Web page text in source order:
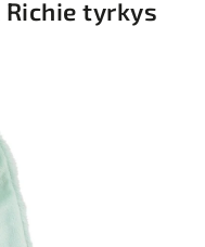
Richie tyrkys